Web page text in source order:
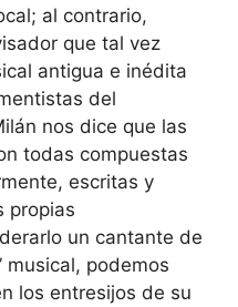
al contrario,
que tal vez
antigua e inédita
del
nos dice que las
todas compuestas
escritas y
propias
un cantante de
musical, podemos
los entresijos de su